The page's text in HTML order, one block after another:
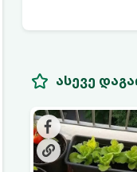
ასევე